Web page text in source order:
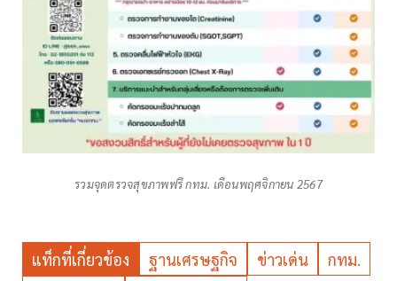
รวมจุดตรวจสุขภาพฟรี กทม. เดือนพฤศจิกายน 2567
แท็กที่เกี่ยวข้อง ฐานเศรษฐกิจ ข่าวเด่น กทม.